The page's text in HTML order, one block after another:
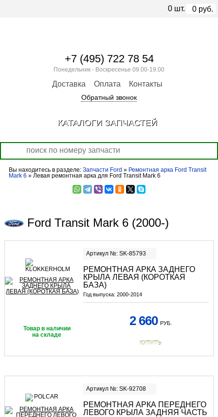
Вы находитесь в разделе: Запчасти Ford » Ремонтная арка Ford Transit
Mark 6 » Левая ремонтная арка для Ford Transit Mark 6
Ford Transit Mark 6 (2000-)
Артикул №: SK-85793
РЕМОНТНАЯ АРКА ЗАДНЕГО
КРЫЛА ЛЕВАЯ (КОРОТКАЯ
БАЗА)
Год выпуска: 2000-2014
Товар в наличии
на складе
2 660 РУБ.
КУПИТЬ
Артикул №: SK-92708
РЕМОНТНАЯ АРКА ПЕРЕДНЕГО
ЛЕВОГО КРЫЛА ЗАДНЯЯ ЧАСТЬ
+7 (495) 722 78 54
Понедельник - Воскресенье 09.00-19.00
Доставка Оплата Контакты
Обратный звонок
0 шт. 0 руб.
КАТАЛОГИ ЗАПЧАСТЕЙ